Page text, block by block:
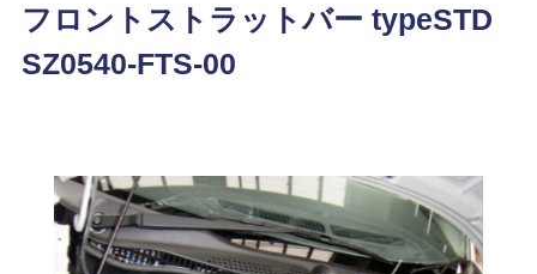
フロントストラットバー typeSTD
SZ0540-FTS-00